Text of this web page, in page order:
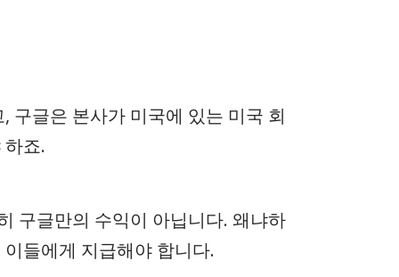
구글은 본사가 미국에 있는 미국 회
죠.
구글만의 수익이 아닙니다. 왜냐하
들에게 지급해야 합니다.